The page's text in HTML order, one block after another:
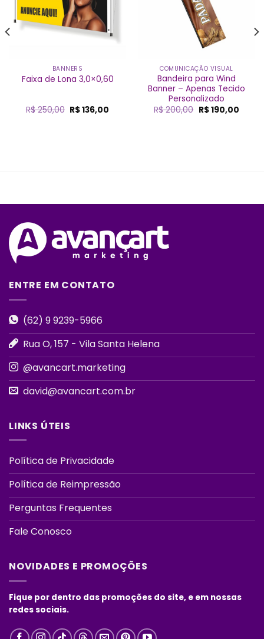
BANNERS
Faixa de Lona 3,0×0,60
R$250,00 O
preço
R$136,00
COMUNICAÇÃO VISUAL
Bandeira para Wind
Banner – Apenas Tecido
Personalizado
R$200,00 O
preço
R$190,00O
ENTRE EM CONTATO
(62) 9 9239-5966
Rua O, 157 - Vila Santa Helena
@avancart.marketing
david@avancart.com.br
LINKS ÚTEIS
Política de Privacidade
Política de Reimpressão
Perguntas Frequentes
Fale Conosco
NOVIDADES E PROMOÇÕES
Fique por dentro das promoções do site, e em nossas
redes sociais.